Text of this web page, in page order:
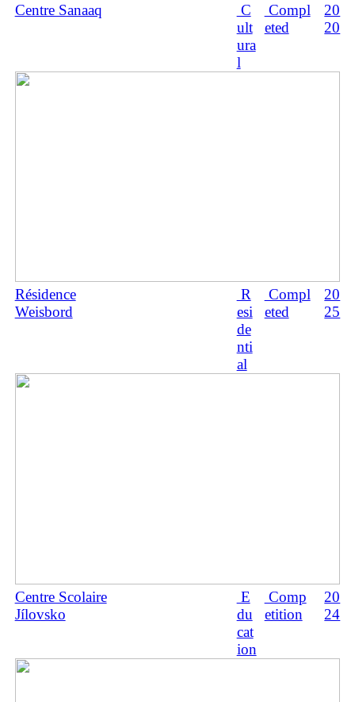
Centre Sanaaq
C
ult
ura
l
Compl
eted
20
20
Résidence
Weisbord
R
esi
de
nti
al
Compl
eted
20
25
Centre Scolaire
Jílovsko
E
du
cat
ion
Comp
etition
20
24